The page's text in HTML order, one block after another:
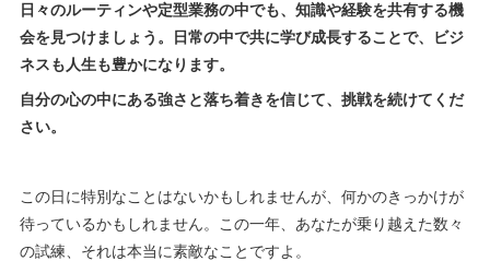
日々のルーティンや定型業務の中でも、知識や経験を共有する機
会を見つけましょう。日常の中で共に学び成長することで、ビジ
ネスも人生も豊かになります。
自分の心の中にある強さと落ち着きを信じて、挑戦を続けてくだ
さい。
この日に特別なことはないかもしれませんが、何かのきっかけが
待っているかもしれません。この一年、あなたが乗り越えた数々
の試練、それは本当に素敵なことですよ。